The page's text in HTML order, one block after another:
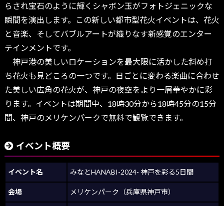
らされ宝石のように輝くシャボン玉がフォトジェニックな
瞬間を演出します。この新しい都市型花火イベントは、花火
と音楽、そしてバブルアートが織りなす新感覚のエンター
テインメントです。
神戸港の美しいロケーションを最大限に活かした斜め打
ち花火も見どころの一つです。日ごとに変わる楽曲に合わせ
た美しい広角の花火が、神戸の夜空をより一層華やかに彩
ります。イベントは期間中、18時30分から18時45分の15分
間、神戸のメリケンパークで無料で観覧できます。
イベント概要
イベント名 みなとHANABI-2024- 神戸を彩る5日間
会場 メリケンパーク（兵庫県神戸市）